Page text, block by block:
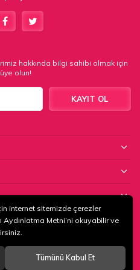
hakkında bilgi sahibi olmak için
olun!
KAYIT OL
KONF. TİC. VE SAN. LTD.
saklıdır.
internet sitemizde çerezler
Aydınlatma Metni’ni okuyabilir ve
Tümünü Kabul Et